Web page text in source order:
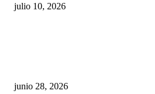
julio 10, 2026
junio 28, 2026